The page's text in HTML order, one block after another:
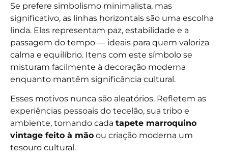
Se prefere simbolismo minimalista, mas
significativo, as linhas horizontais são uma escolha
linda. Elas representam paz, estabilidade e a
passagem do tempo — ideais para quem valoriza
calma e equilíbrio. Itens com este símbolo se
misturam facilmente à decoração moderna
enquanto mantêm significância cultural.
Esses motivos nunca são aleatórios. Refletem as
experiências pessoais do tecelão, sua tribo e
ambiente, tornando cada tapete marroquino
vintage feito à mão ou criação moderna um
tesouro cultural.